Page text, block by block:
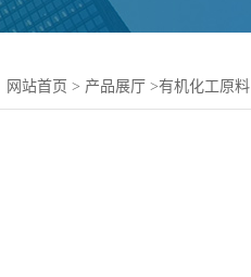
网站首页 > 产品展厅 >有机化工原料